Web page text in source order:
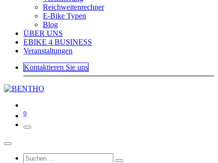
Reichweitenrechner
E-Bike Typen
Blog
ÜBER UNS
EBIKE 4 BUSINESS
Veranstaltungen
Kontaktieren Sie uns
0